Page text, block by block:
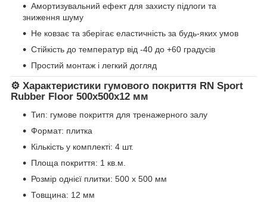
Амортизувальний ефект для захисту підлоги та
зниження шуму
Не ковзає та зберігає еластичність за будь-яких умов
Стійкість до температур від -40 до +60 градусів
Простий монтаж і легкий догляд
⚙️ Характеристики гумового покриття RN Sport
Rubber Floor 500x500x12 мм
Тип: гумове покриття для тренажерного залу
Формат: плитка
Кількість у комплекті: 4 шт.
Площа покриття: 1 кв.м.
Розмір однієї плитки: 500 x 500 мм
Товщина: 12 мм